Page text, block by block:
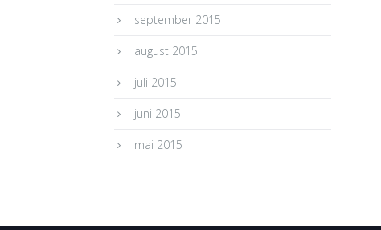
september 2015
august 2015
juli 2015
juni 2015
mai 2015